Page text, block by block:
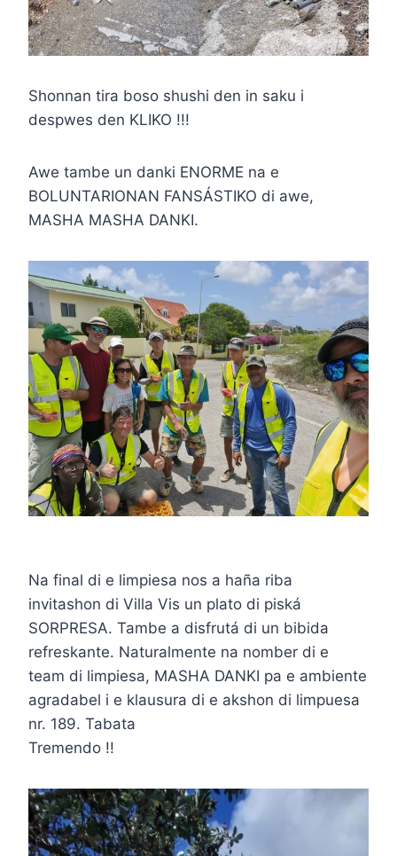
Shonnan tira boso shushi den in saku i
despwes den KLIKO !!!
Awe tambe un danki ENORME na e
BOLUNTARIONAN FANSÁSTIKO di awe,
MASHA MASHA DANKI.
Na final di e limpiesa nos a haña riba
invitashon di Villa Vis un plato di piská
SORPRESA. Tambe a disfrutá di un bibida
refreskante. Naturalmente na nomber di e
team di limpiesa, MASHA DANKI pa e ambiente
agradabel i e klausura di e akshon di limpuesa
nr. 189. Tabata
Tremendo !!